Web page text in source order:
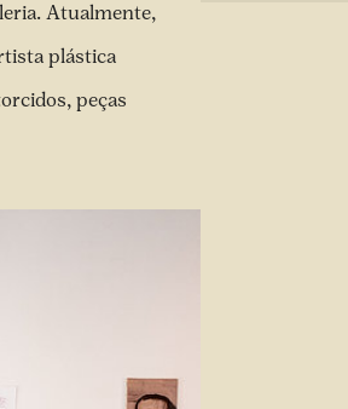
Atualmente,
plástica
peças